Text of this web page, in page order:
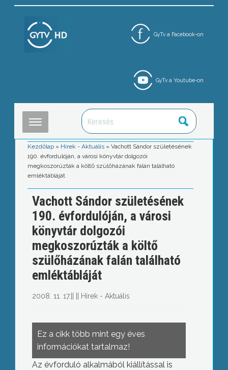
GyTv a Facebook-on
GyTv a Youtube-on
Kezdőlap » Hírek - Aktuális »Vachott Sándor születésének
190. évfordulóján, a városi könyvtár dolgozói
megkoszorúzták a költő szülőházának falán található
emléktábláját
Vachott Sándor születésének
190. évfordulóján, a városi
könyvtár dolgozói
megkoszorúzták a költő
szülőházának falán található
emléktábláját
2008. 11. 17. Hírek - Aktuális
Ez a cikk több mint egy éves
információkat tartalmaz!
Az évforduló alkalmából kiállítással is